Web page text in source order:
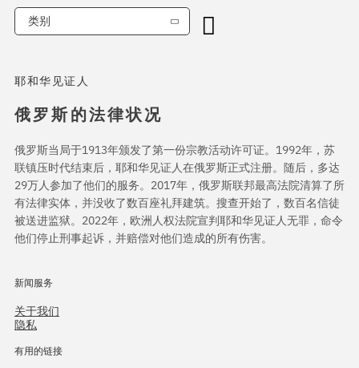
耶和华见证人
俄罗斯的法律状况
俄罗斯当局于1913年颁发了第一份宗教活动许可证。1992年，苏
联镇压时代结束后，耶和华见证人在俄罗斯正式注册。随后，多达
29万人参加了他们的服务。2017年，俄罗斯联邦最高法院清算了所
有法律实体，并没收了数百座礼拜建筑。搜查开始了，数百名信徒
被送进监狱。2022年，欧洲人权法院宣判耶和华见证人无罪，命令
他们停止刑事起诉，并赔偿对他们造成的所有伤害。
新闻服务
关于我们
隐私
有用的链接
类别